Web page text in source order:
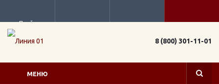
Прайс
8 (800) 301-11-01
МЕНЮ